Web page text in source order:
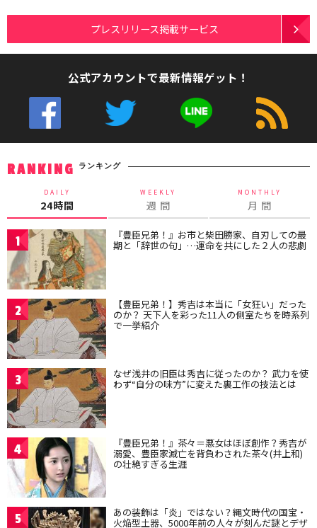
プレスリリース掲載サービス
公式アカウントで最新情報ゲット！
RANKING ランキング
DAILY
24時間
WEEKLY
週 間
MONTHLY
月 間
1 『豊臣兄弟！』お市と柴田勝家、自刃しての最
期と「辞世の句」…運命を共にした２人の悲劇
2 【豊臣兄弟！】秀吉は本当に「女狂い」だった
のか？ 天下人を彩った11人の側室たちを時系列
で一挙紹介
3 なぜ浅井の旧臣は秀吉に従ったのか？ 武力を使
わず“自分の味方”に変えた裏工作の技法とは
4 『豊臣兄弟！』茶々＝悪女はほぼ創作？秀吉が
溺愛、豊臣家滅亡を背負わされた茶々(井上和)
の壮絶すぎる生涯
5 あの装飾は「炎」ではない？縄文時代の国宝・
火焔型土器、5000年前の人々が刻んだ謎とデザ